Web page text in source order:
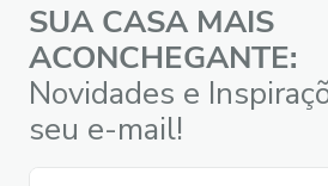
SUA CASA MAIS
ACONCHEGANTE:
Novidades e
seu e-mail!